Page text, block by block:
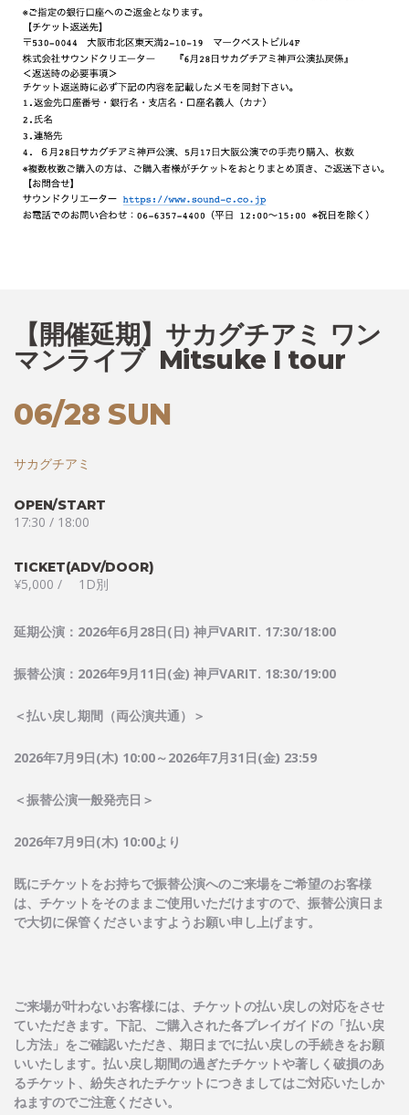
【開催延期】サカグチアミ ワン
マンライブ Mitsuke I tour
06/28 SUN
サカグチアミ
OPEN/START
17:30 / 18:00
TICKET(ADV/DOOR)
¥5,000 / 1D別
延期公演： 2026年6月28日(日) 神戸VARIT. 17:30/18:00
振替公演： 2026年9月11 日(金) 神戸VARIT. 18:30/19:00
＜払い戻し期間（両公演共通）＞
2026年7月9日(木) 10:00～2026年7月31 日(金) 23:59
＜振替公演一般発売日＞
2026年7月9日(木) 10:00より
既にチケットをお持ちで振替公演へのご来場をご希望のお客様
は、チケットをそのままご使用いただけますので、振替公演日ま
で大切に保管くださいますようお願い申し上げます。
ご来場が叶わないお客様には、チケットの払い戻しの対応をさせ
ていただきます。下記、ご購入された各プレイガイドの「払い戻
し方法」をご確認いただき、期日までに払い戻しの手続きをお願
いいたします。払い戻し期間の過ぎたチケットや著しく破損のあ
るチケット、紛失されたチケットにつきましてはご対応いたしか
ねますのでご注意ください。